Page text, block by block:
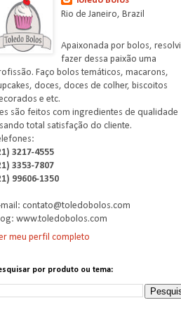
Rio de Janeiro, Brazil
Apaixonada por bolos, resolvi
fazer dessa paixão uma
Faço bolos temáticos, macarons,
doces, doces de colher, biscoitos
e etc.
são feitos com ingredientes de qualidade
total satisfação do cliente.
3217-4555
3353-7807
99606-1350
contato@toledobolos.com
www.toledobolos.com
meu perfil completo
por produto ou tema: